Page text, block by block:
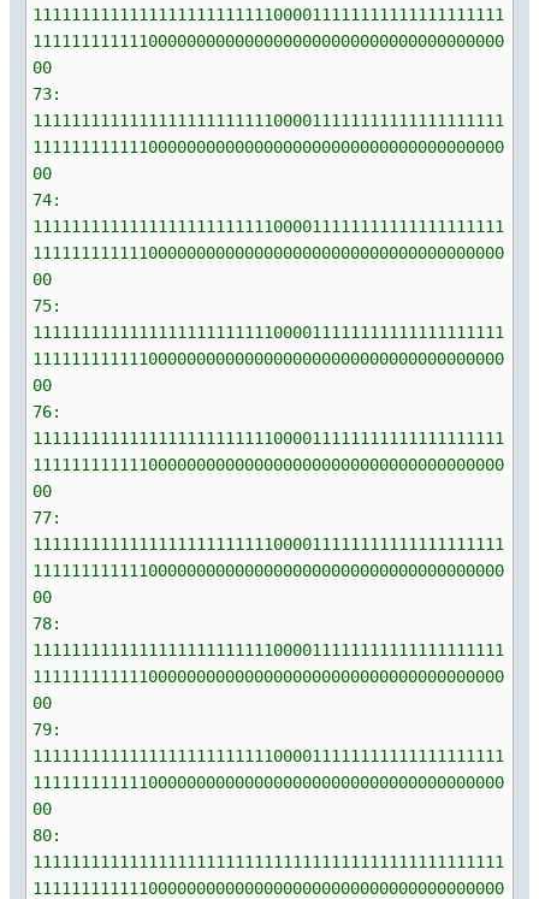
1111111111111111111111111000011111111111111111111
1111111111110000000000000000000000000000000000000
00
73:
1111111111111111111111111000011111111111111111111
1111111111110000000000000000000000000000000000000
00
74:
1111111111111111111111111000011111111111111111111
1111111111110000000000000000000000000000000000000
00
75:
1111111111111111111111111000011111111111111111111
1111111111110000000000000000000000000000000000000
00
76:
1111111111111111111111111000011111111111111111111
1111111111110000000000000000000000000000000000000
00
77:
1111111111111111111111111000011111111111111111111
1111111111110000000000000000000000000000000000000
00
78:
1111111111111111111111111000011111111111111111111
1111111111110000000000000000000000000000000000000
00
79:
1111111111111111111111111000011111111111111111111
1111111111110000000000000000000000000000000000000
00
80:
1111111111111111111111111111111111111111111111111
1111111111110000000000000000000000000000000000000